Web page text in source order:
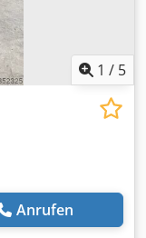
1 / 5
Anrufen